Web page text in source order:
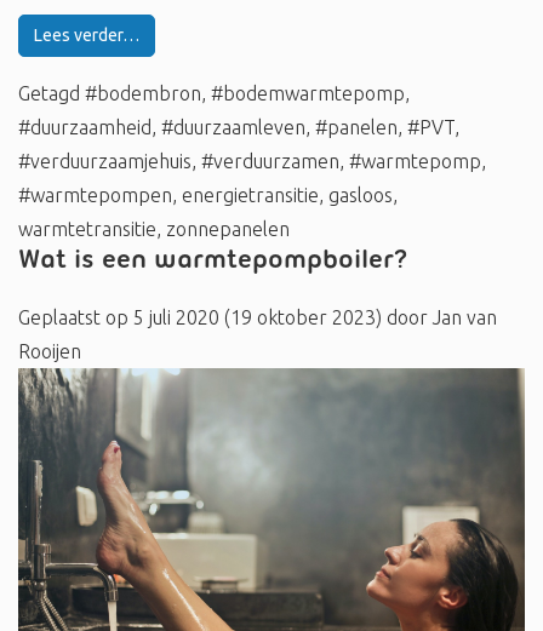
Lees verder…
Getagd #bodembron, #bodemwarmtepomp,
#duurzaamheid, #duurzaamleven, #panelen, #PVT,
#verduurzaamjehuis, #verduurzamen, #warmtepomp,
#warmtepompen, energietransitie, gasloos,
warmtetransitie, zonnepanelen
Wat is een warmtepompboiler?
Geplaatst op 5 juli 2020 (19 oktober 2023) door Jan van
Rooijen